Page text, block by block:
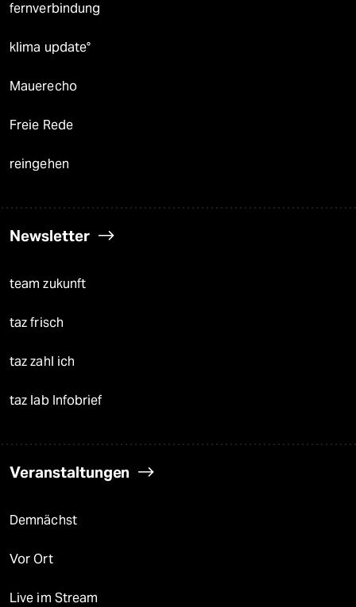
fernverbindung
klima update°
Mauerecho
Freie Rede
reingehen
Newsletter
team zukunft
taz frisch
taz zahl ich
taz lab Infobrief
Veranstaltungen
Demnächst
Vor Ort
Live im Stream